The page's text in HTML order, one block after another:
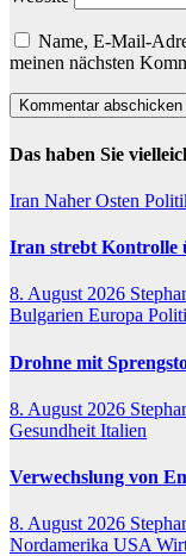
Name, E-Mail-
meinen nächsten
Das haben Sie
Iran Naher Osten
Iran strebt Kontrolle
8. August 2026
Bulgarien Europa
Drohne mit
8. August 2026
Gesundheit Italien
Verwechslung von
8. August 2026
Nordamerika USA